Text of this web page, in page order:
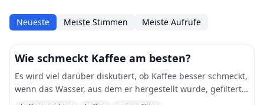
Neueste Meiste Stimmen Meiste Aufrufe
Wie schmeckt Kaffee am besten?
Es wird viel darüber diskutiert, ob Kaffee besser schmeckt,
wenn das Wasser, aus dem er hergestellt wurde, gefiltert
wird. Kaffeemaschinen mit Wasserfiltern sind jetzt